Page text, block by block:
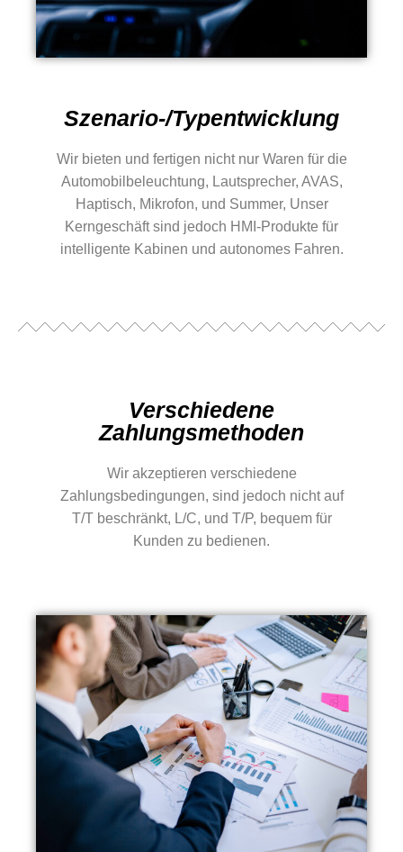
Szenario-/Typentwicklung
Wir bieten und fertigen nicht nur Waren für die
Automobilbeleuchtung, Lautsprecher, AVAS,
Haptisch, Mikrofon, und Summer, Unser
Kerngeschäft sind jedoch HMI-Produkte für
intelligente Kabinen und autonomes Fahren.
Verschiedene
Zahlungsmethoden
Wir akzeptieren verschiedene
Zahlungsbedingungen, sind jedoch nicht auf
T/T beschränkt, L/C, und T/P, bequem für
Kunden zu bedienen.